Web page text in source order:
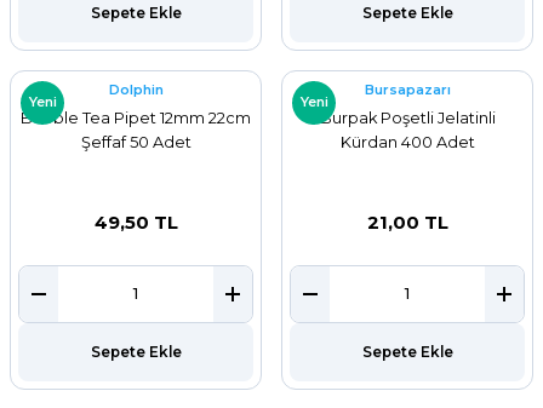
Sepete Ekle Sepete Ekle
Yeni
Dolphin
Bubble Tea Pipet 12mm 22cm
Şeffaf 50 Adet
49,50 TL
Sepete Ekle
Yeni
Bursapazarı
Burpak Poşetli Jelatinli
Kürdan 400 Adet
21,00 TL
Sepete Ekle